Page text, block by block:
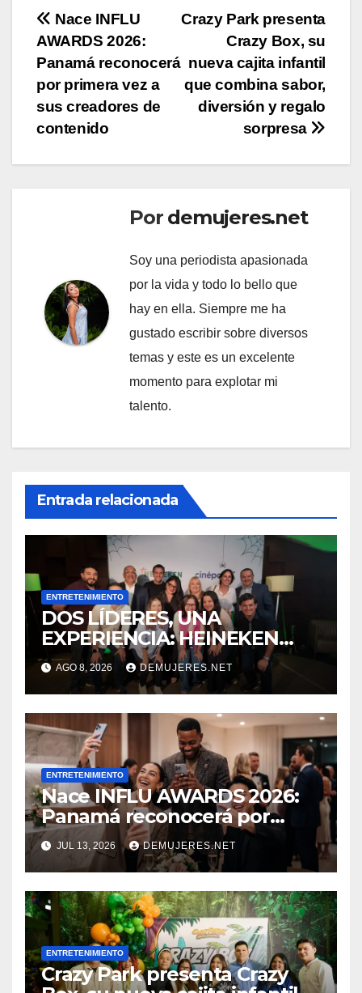
Navegación
de
entradas
Crazy Park presenta
Crazy Box, su
nueva cajita infantil
que combina sabor,
diversión y regalo
sorpresa
Nace INFLU
AWARDS 2026:
Panamá reconocerá
por primera vez a
sus creadores de
contenido
Por demujeres.net
Soy una periodista apasionada
por la vida y todo lo bello que
hay en ella. Siempre me ha
gustado escribir sobre diversos
temas y este es un excelente
momento para explotar mi
talento.
Entrada relacionada
ENTRETENIMIENTO
DOS LÍDERES, UNA
EXPERIENCIA: HEINEKEN
PANAMÁ Y CINÉPOLIS
TRANSFORMAN LA FORMA
DE VIVIR EL CINE
AGO 8, 2026 DEMUJERES.NET
ENTRETENIMIENTO
Nace INFLU AWARDS 2026:
Panamá reconocerá por
primera vez a sus creadores
de contenido
JUL 13, 2026 DEMUJERES.NET
ENTRETENIMIENTO
Crazy Park presenta Crazy